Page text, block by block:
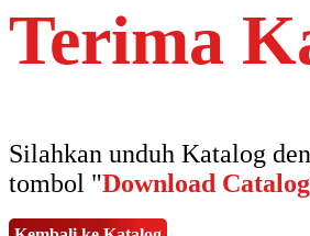
Terima
Silahkan unduh Katalog
tombol "Download Catalog